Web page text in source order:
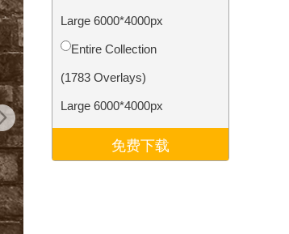
Video Editing Services
Large 6000*4000px
Entire Collection
(1783 Overlays)
Large 6000*4000px
免费下载